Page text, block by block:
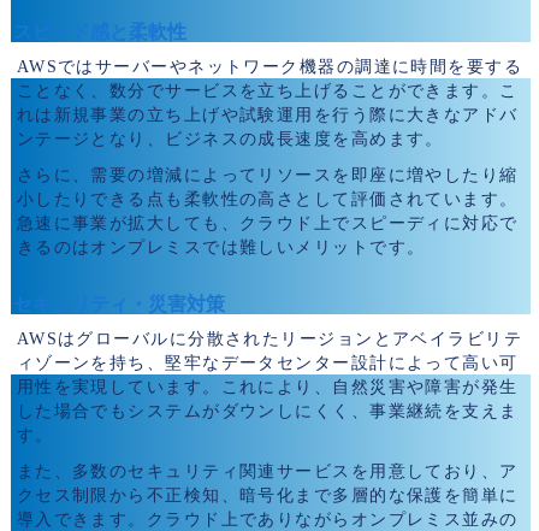
スピード感と柔軟性
AWSではサーバーやネットワーク機器の調達に時間を要する
ことなく、数分でサービスを立ち上げることができます。こ
れは新規事業の立ち上げや試験運用を行う際に大きなアドバ
ンテージとなり、ビジネスの成長速度を高めます。
さらに、需要の増減によってリソースを即座に増やしたり縮
小したりできる点も柔軟性の高さとして評価されています。
急速に事業が拡大しても、クラウド上でスピーディに対応で
きるのはオンプレミスでは難しいメリットです。
セキュリティ・災害対策
AWSはグローバルに分散されたリージョンとアベイラビリテ
ィゾーンを持ち、堅牢なデータセンター設計によって高い可
用性を実現しています。これにより、自然災害や障害が発生
した場合でもシステムがダウンしにくく、事業継続を支えま
す。
また、多数のセキュリティ関連サービスを用意しており、ア
クセス制限から不正検知、暗号化まで多層的な保護を簡単に
導入できます。クラウド上でありながらオンプレミス並みの